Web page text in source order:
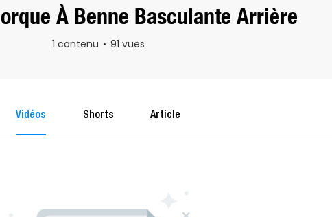
À Benne Basculante Arrière
1 contenu 91 vues
Vidéos Shorts Article